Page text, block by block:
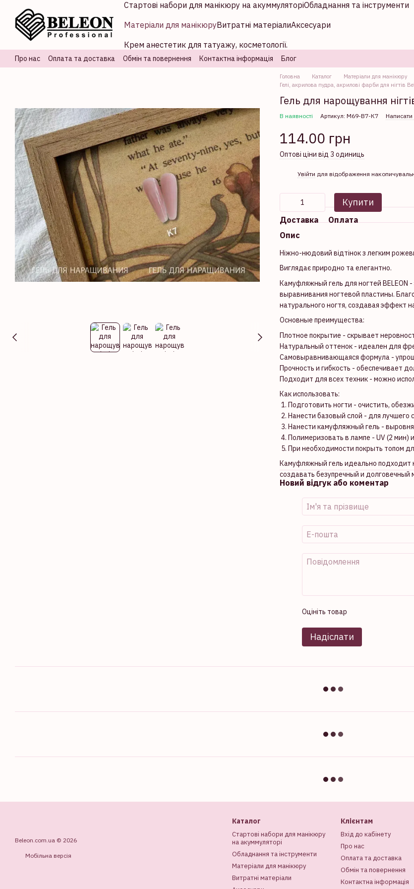
Перейти до основного контенту Стартові набори для манікюру на акуммуляторіОбладнання та інструменти
Матеріали для манікюруВитратні матеріалиАксесуари
Крем анестетик для татуажу, косметології.
Про нас Оплата та доставка Обмін та повернення Контактна інформація Блог
Головна Каталог Матеріали для манікюру
Гелі, акрилова пудра, акрилові фарби для нігтів
Гель для нарощування
В наявності Артикул: М69-В7-К7 Написати
114.00 грн
Оптові ціни від 3 одиниць
Увійти для відображення
Купити
Доставка
Оплата
Опис
Ніжно-нюдовий відтінок з легким
Виглядає природно та елегантно.
Камуфляжный гель для ногтей BELEON
выравнивания ногтевой пластины.
натурального ногтя, создавая эффект
Основные преимущества:
Плотное покрытие - скрывает
Натуральный оттенок - идеален для
Самовыравнивающаяся формула -
Прочность и гибкость - обеспечивает
Подходит для всех техник - можно
Как использовать:
1. Подготовить ногти - очистить,
2. Нанести базовый слой - для лучшего
3. Нанести камуфляжный гель -
4. Полимеризовать в лампе - UV (2 мин)
5. При необходимости покрыть топом
Камуфляжный гель идеально подходит
создавать безупречный и долговечный
Новий відгук або коментар
Оцініть товар
Надіслати
Beleon.com.ua © 2026
Мобільна версія
Каталог
Стартові набори для манікюру
на акуммуляторі
Обладнання та інструменти
Матеріали для манікюру
Витратні матеріали
Клієнтам
Вхід до кабінету
Про нас
Оплата та доставка
Обмін та повернення
Контактна інформація